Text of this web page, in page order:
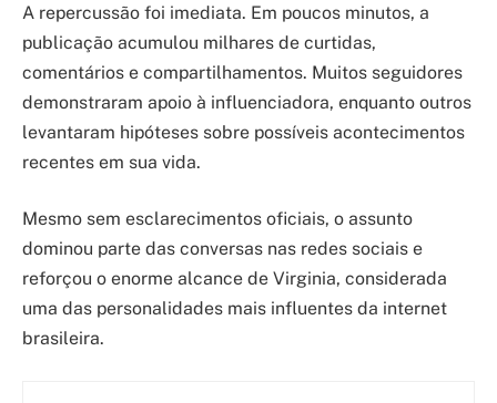
A repercussão foi imediata. Em poucos minutos, a
publicação acumulou milhares de curtidas,
comentários e compartilhamentos. Muitos seguidores
demonstraram apoio à influenciadora, enquanto outros
levantaram hipóteses sobre possíveis acontecimentos
recentes em sua vida.
Mesmo sem esclarecimentos oficiais, o assunto
dominou parte das conversas nas redes sociais e
reforçou o enorme alcance de Virginia, considerada
uma das personalidades mais influentes da internet
brasileira.